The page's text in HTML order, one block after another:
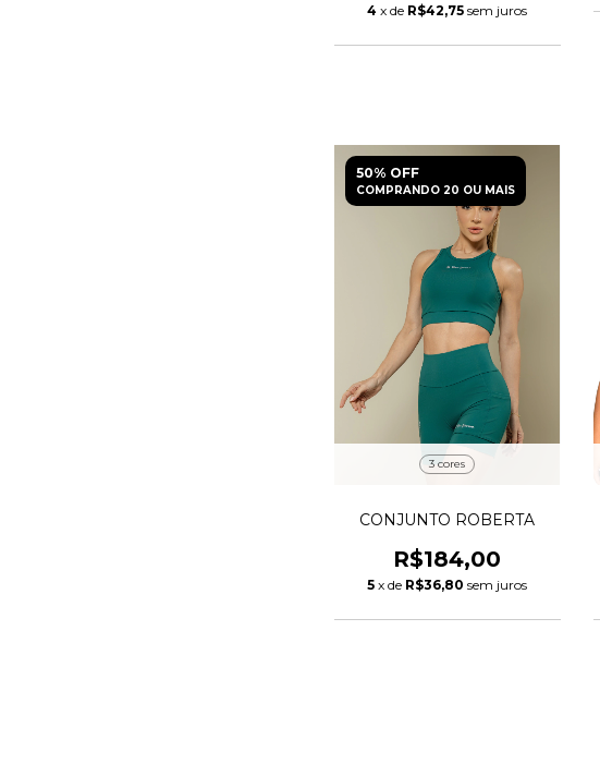
4 x de R$42,75 sem juros
50% OFF
COMPRANDO 20 OU MAIS
3 cores
CONJUNTO ROBERTA
R$184,00
5 x de R$36,80 sem juros